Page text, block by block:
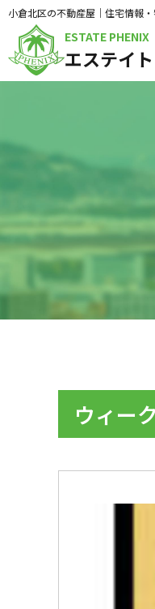
小倉北区の不動産屋｜住宅情報
ESTATE PHENIX
エステイ
ウィー